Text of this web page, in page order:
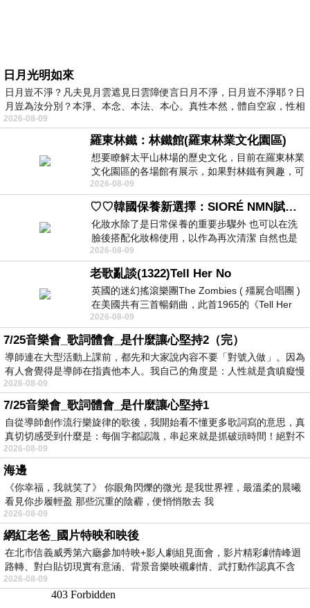
日月光明如來
日月豈不淨？凡夫見月雲遮見日雲障便言日月不淨，日月豈不淨耶？日
月豈為汝分別？本淨、本念、本法、本心。真性本然，體自空寂，性相
2026-08-09
羅東林鐵：林鐵館(羅東林業文化園區)
想要瞭解太平山林場的歷史文化，目前在羅東林業
文化園區的各場館有展示，如果對林鐵有興趣，可
以到林鐵館。 這裡展示從山下
2026-08-09
♡♡韓國保養新選擇：SIORÉ NMN賦活泡泡化妝水♡♡
化妝水除了是日常保養的重要步驟外 也可以在洗
臉後搭配化妝棉使用，以作為再次清潔 自然也是
我的保養必備品項 不過，我對於化妝
2026-08-09
老歌亂談(1322)Tell Her No
英國的迷幻搖滾樂團The Zombies ( 殭屍合唱團 )
在美國共有三首暢銷曲，此首1965的《Tell Her
No》即為其中之一，在告示牌百大單曲
2026-08-09
7/25音樂會_歌詞體會_是什麼讓心堅持2（完）
導師連在大型活動上課前，都先和大家說內容不要「對號入做」。因為
有人會覺得是導師在指責他本人。我自己的角度是：人性就是貪瞋癡慢
2026-08-09
7/25音樂會_歌詞體會_是什麼讓心堅持1
自從導師創作流行樂旋律的歌後，我開始看不懂更多歌詞寫的意思，真
真切切感受到什麼是：每個字都認識，串起來就是抓破頭時間！絕對不
2026-08-09
海邊
《你幸福，我就笑了》 你眼角閃爍的微光 是我世界裡，最溫柔的晨曦
看見你步履輕盈 那些沉重的陰霾，便悄悄散去 我
2026-08-09
網紅老爸_國片特映和映後
在北市信義威秀第六廳參加特映+影人劇組見面會，影片精彩劇情峰迴
路轉、對白貼切現實有意涵、背景音樂映襯劇情、武打動作認真不含
糊、
2026-08-09